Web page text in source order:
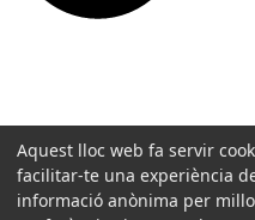
Aquest lloc web fa servir
facilitar-te una experiència
informació anònima per